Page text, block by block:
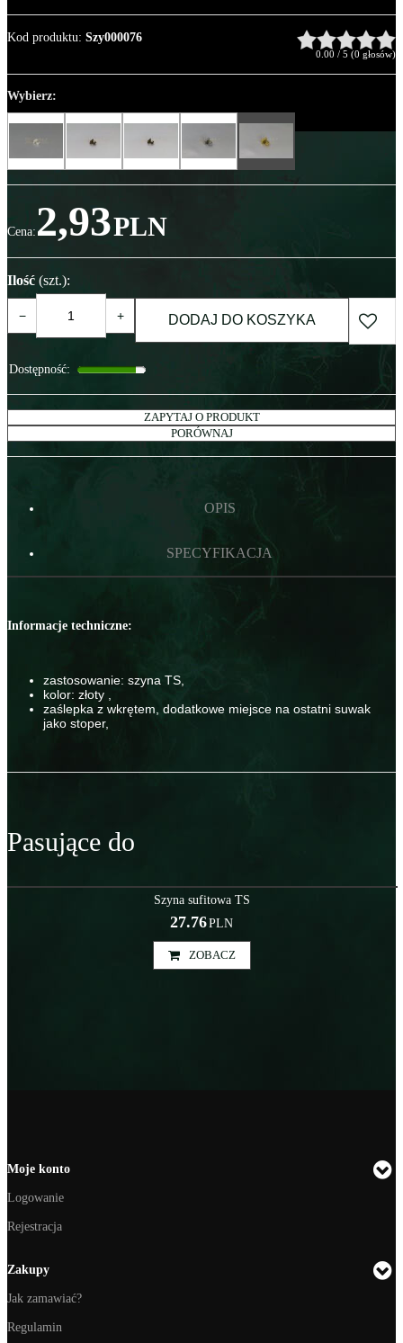
Kod produktu: Szy000076
0.00 / 5 (0 głosów)
Wybierz:
Cena: 2,93PLN
Ilość (szt.):
− + DODAJ DO KOSZYKA
Dostępność:
ZAPYTAJ O PRODUKT
PORÓWNAJ
OPIS
SPECYFIKACJA
Informacje techniczne:
zastosowanie: szyna TS,
kolor: złoty ,
zaślepka z wkrętem, dodatkowe miejsce na ostatni suwak
jako stoper,
Pasujące do
Szyna sufitowa TS
27.76PLN
ZOBACZ
Moje konto
Logowanie
Rejestracja
Zakupy
Jak zamawiać?
Regulamin